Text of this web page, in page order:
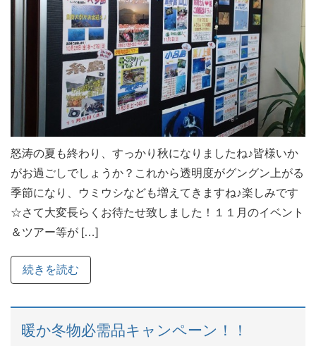
怒涛の夏も終わり、すっかり秋になりましたね♪皆様いか
がお過ごしでしょうか？これから透明度がグングン上がる
季節になり、ウミウシなども増えてきますね♪楽しみです
☆さて大変長らくお待たせ致しました！１１月のイベント
＆ツアー等が […]
続きを読む
暖か冬物必需品キャンペーン！！